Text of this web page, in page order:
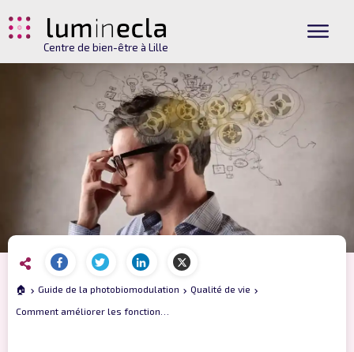
Centre de bien-être à Lille
🏠 Guide de la photobiomodulation
Qualité de vie